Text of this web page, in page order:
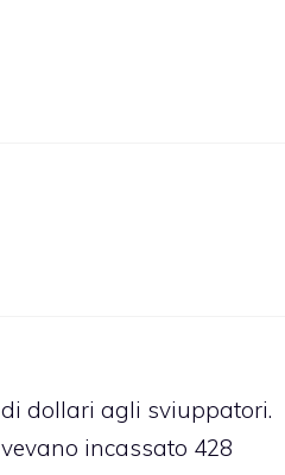
dollari agli sviuppatori.
incassato 428